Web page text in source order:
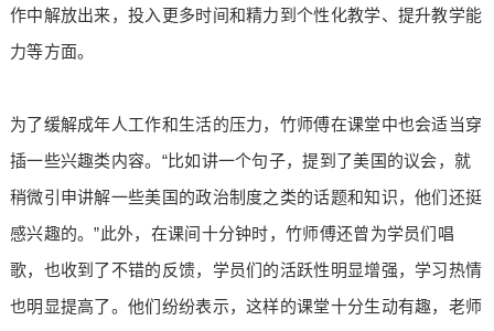
作中解放出来，投入更多时间和精力到个性化教学、提升教学能
力等方面。
为了缓解成年人工作和生活的压力，竹师傅在课堂中也会适当穿
插一些兴趣类内容。“比如讲一个句子，提到了美国的议会，就
稍微引申讲解一些美国的政治制度之类的话题和知识，他们还挺
感兴趣的。”此外，在课间十分钟时，竹师傅还曾为学员们唱
歌，也收到了不错的反馈，学员们的活跃性明显增强，学习热情
也明显提高了。他们纷纷表示，这样的课堂十分生动有趣，老师